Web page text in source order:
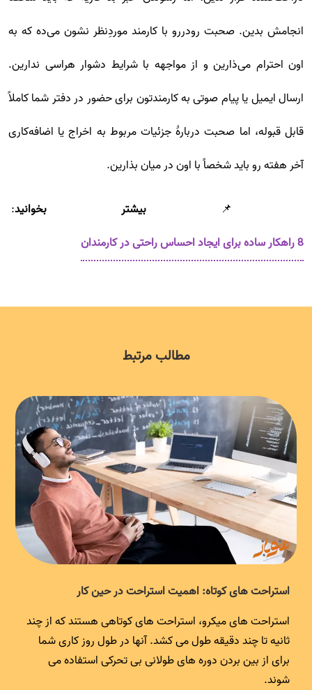
انجامش بدین. صحبت رودررو با کارمند موردِنظر نشون می‌ده که به
اون احترام می‌ذارین و از مواجهه با شرایط دشوار هراسی ندارین.
ارسال ایمیل یا پیام صوتی به کارمندتون برای حضور در دفتر شما کاملاً
قابل قبوله، اما صحبت دربارۀ جزئیات مربوط به اخراج یا اضافه‌کاری
آخر هفته رو باید شخصاً با اون در میان بذارین.
📌 بیشتر بخوانید:
8 راهکار ساده برای ایجاد احساس راحتی در کارمندان
مطالب مرتبط
رنگ درمانی یا کروموتراپی چیست؟ مزایا و 10 تکنیک برای تمرین
رنگ درمانی چیست؟ رنگ‌های خاصی می‌توانند بر خلق و خو و
احساسات شما تأثیر بگذارند. یا شاید فقط کنجکاو باشید که
ببینید آیا آنها واقعا تاثیر دارند یا نه!